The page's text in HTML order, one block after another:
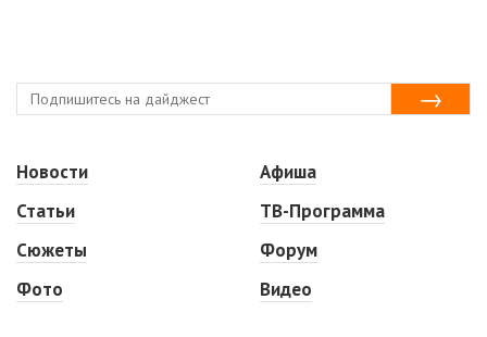
Новости
Статьи
Сюжеты
Фото
Афиша
ТВ-Программа
Форум
Видео